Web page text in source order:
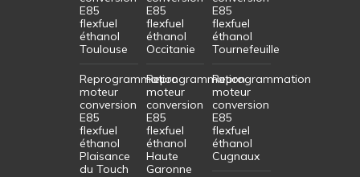
E85
flexfuel
éthanol
Toulouse
Reprogrammation
moteur
conversion
E85
flexfuel
éthanol
Plaisance
du Touch
E85
flexfuel
éthanol
Occitanie
Reprogrammation
moteur
conversion
E85
flexfuel
éthanol
Haute
Garonne
E85
flexfuel
éthanol
Tournefeuille
Reprogrammation
moteur
conversion
E85
flexfuel
éthanol
Cugnaux